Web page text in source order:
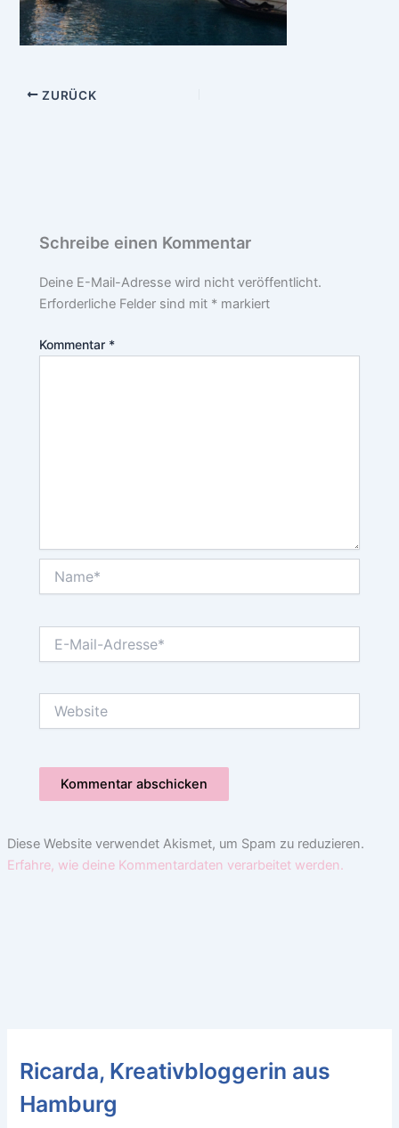
ZURÜCK
Schreibe einen Kommentar
Deine E-Mail-Adresse wird nicht veröffentlicht.
Erforderliche Felder sind mit * markiert
Kommentar *
Mail-
Diese Website verwendet Akismet, um Spam zu reduzieren.
Erfahre, wie deine Kommentardaten verarbeitet werden.
Ricarda, Kreativbloggerin aus
Hamburg